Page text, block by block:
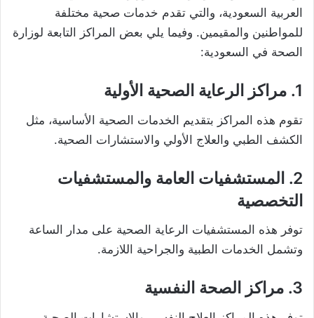
العربية السعودية، والتي تقدم خدمات صحية مختلفة
للمواطنين والمقيمين. وفيما يلي بعض المراكز التابعة لوزارة
الصحة في السعودية:
1. مراكز الرعاية الصحية الأولية
تقوم هذه المراكز بتقديم الخدمات الصحية الأساسية، مثل
الكشف الطبي والعلاج الأولي والاستشارات الصحية.
2. المستشفيات العامة والمستشفيات
التخصصية
توفر هذه المستشفيات الرعاية الصحية على مدار الساعة
وتشمل الخدمات الطبية والجراحية اللازمة.
3. مراكز الصحة النفسية